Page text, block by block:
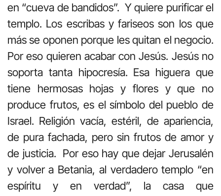
en “cueva de bandidos”. Y quiere purificar el
templo. Los escribas y fariseos son los que
más se oponen porque les quitan el negocio.
Por eso quieren acabar con Jesús. Jesús no
soporta tanta hipocresía. Esa higuera que
tiene hermosas hojas y flores y que no
produce frutos, es el símbolo del pueblo de
Israel. Religión vacía, estéril, de apariencia,
de pura fachada, pero sin frutos de amor y
de justicia. Por eso hay que dejar Jerusalén
y volver a Betania, al verdadero templo “en
espíritu y en verdad”, la casa que